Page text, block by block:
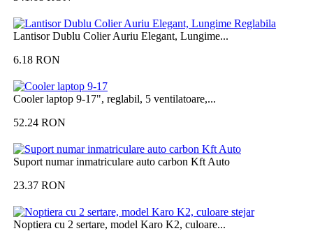
Lantisor Dublu Colier Auriu Elegant, Lungime...
6.18 RON
Cooler laptop 9-17", reglabil, 5 ventilatoare,...
52.24 RON
Suport numar inmatriculare auto carbon Kft Auto
23.37 RON
Noptiera cu 2 sertare, model Karo K2, culoare...